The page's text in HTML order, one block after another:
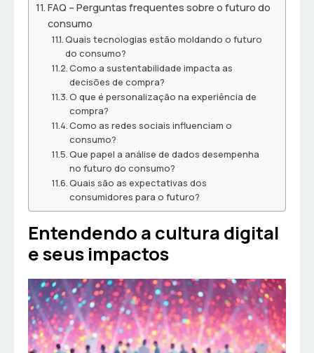
FAQ – Perguntas frequentes sobre o futuro do
consumo
Quais tecnologias estão moldando o futuro
do consumo?
Como a sustentabilidade impacta as
decisões de compra?
O que é personalização na experiência de
compra?
Como as redes sociais influenciam o
consumo?
Que papel a análise de dados desempenha
no futuro do consumo?
Quais são as expectativas dos
consumidores para o futuro?
Entendendo a cultura digital
e seus impactos